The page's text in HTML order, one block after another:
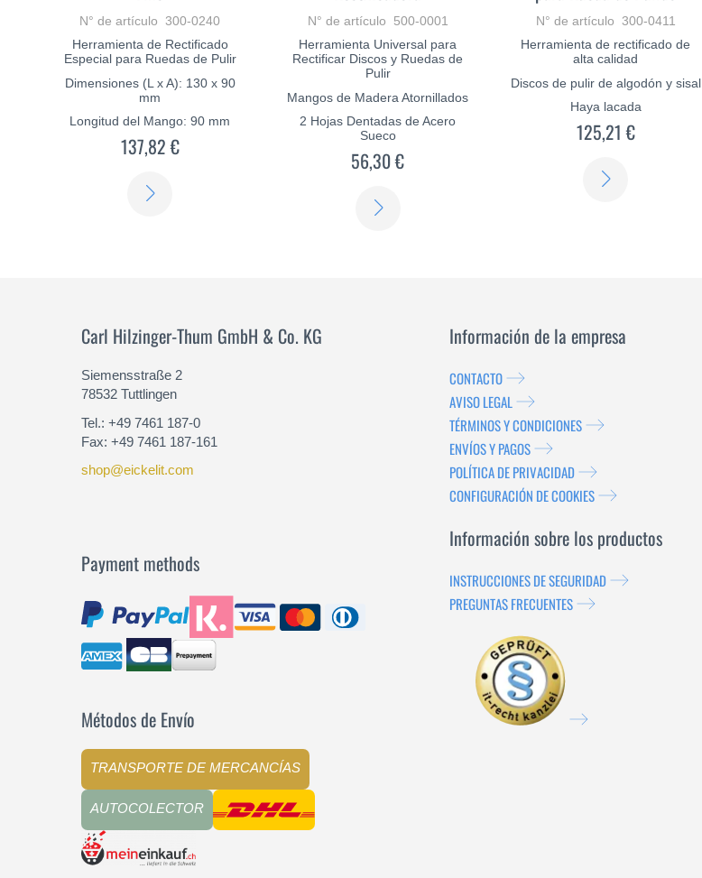
N° de artículo 300-0240
Herramienta de Rectificado
Especial para Ruedas de Pulir
Dimensiones (L x A): 130 x 90
mm
Longitud del Mango: 90 mm
137,82 €
N° de artículo 500-0001
Herramienta Universal para
Rectificar Discos y Ruedas de
Pulir
Mangos de Madera Atornillados
2 Hojas Dentadas de Acero
Sueco
56,30 €
N° de artículo 300-0411
Herramienta de rectificado de
alta calidad
Discos de pulir de algodón y sisal
Haya lacada
125,21 €
Carl Hilzinger-Thum GmbH & Co. KG
Siemensstraße 2
78532 Tuttlingen
Tel.: +49 7461 187-0
Fax: +49 7461 187-161
shop@eickelit.com
Payment methods
Métodos de Envío
TRANSPORTE DE MERCANCÍAS
AUTOCOLECTOR
Información de la empresa
CONTACTO
AVISO LEGAL
TÉRMINOS Y CONDICIONES
ENVÍOS Y PAGOS
POLÍTICA DE PRIVACIDAD
CONFIGURACIÓN DE COOKIES
Información sobre los productos
INSTRUCCIONES DE SEGURIDAD
PREGUNTAS FRECUENTES